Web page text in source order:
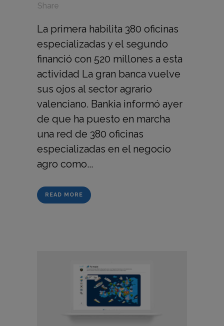
Share
La primera habilita 380 oficinas
especializadas y el segundo
financió con 520 millones a esta
actividad La gran banca vuelve
sus ojos al sector agrario
valenciano. Bankia informó ayer
de que ha puesto en marcha
una red de 380 oficinas
especializadas en el negocio
agro como...
READ MORE